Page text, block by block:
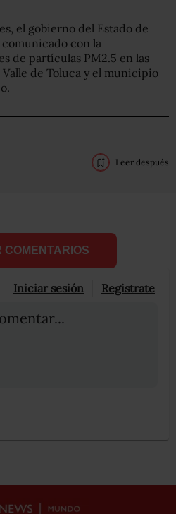
el gobierno del Estado de
con la
de partículas PM2.5 en las
de Toluca y el municipio
Leer después
COMENTARIOS
Iniciar sesión Registrate